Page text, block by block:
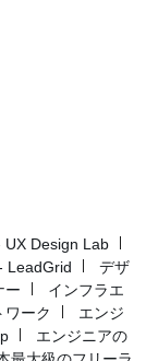
UX Design Lab
LeadGrid
デザ
ー
インフラエ
ワーク
エンジ
エンジニアの